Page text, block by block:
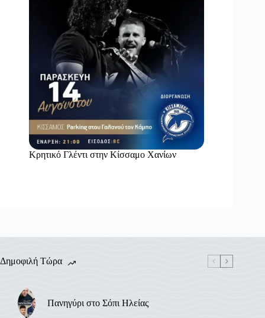
Κρητικό Γλέντι στην Κίσσαμο Χανίων
Δημοφιλή Τώρα
Πανηγύρι στο Σόπι Ηλείας